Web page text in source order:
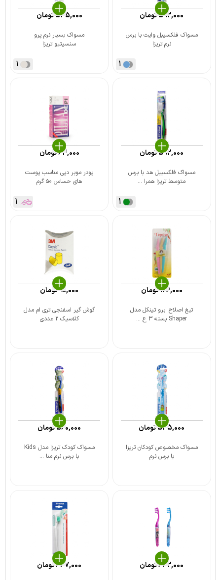
مسواک فلکسیبل وایت با برس
نرم تریزا
592,000تومان
1
مسواک بسیار نرم پرو
سنسیتیو تریزا
545,000تومان
1
مسواک فلکسیبل هد با برس
متوسط تریزا همرا ...
592,000تومان
1
پودر موبر دپی مناسب پوست
های حساس ۵۰ گرم
64,000تومان
1
تیغ اصلاح ابرو تینکل مدل
Shaper بسته 3 ع ...
126,000تومان
گوش گیر اسفنجی تری ام مدل
کلاسیک 2 عددی
90,000تومان
مسواک مخصوص کودکان تریزا
با برس نرم
545,000تومان
مسواک کودک تریزا مدل Kids
با برس نرم منا ...
560,000تومان
632,000تومان 647,000تومان